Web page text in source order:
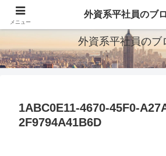
ITとか転職とか旅行とか
外資系平社員のブ
1ABC0E11-4670-45F0-
2F9794A41B6D
メニュー
外資系平社員のブ